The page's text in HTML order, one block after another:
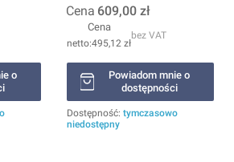
o
Cena 609,00 zł
Cena
495,12 zł
bez VAT
Powiadom mnie o
dostępności
Dostępność: tymczasowo
niedostępny